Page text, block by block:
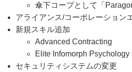
傘下コープとして「
アライアンス/コーポレーション
新規スキル追加
Advanced Contracting
Elite Infomorph Psychology
セキュリティシステムの変更